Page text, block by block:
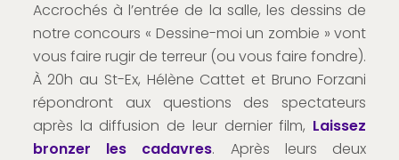
Accrochés à l’entrée de la salle, les dessins de
notre concours « Dessine-moi un zombie » vont
vous faire rugir de terreur (ou vous faire fondre).
À 20h au St-Ex, Hélène Cattet et Bruno Forzani
répondront aux questions des spectateurs
après la diffusion de leur dernier film, Laissez
bronzer les cadavres. Après leurs deux